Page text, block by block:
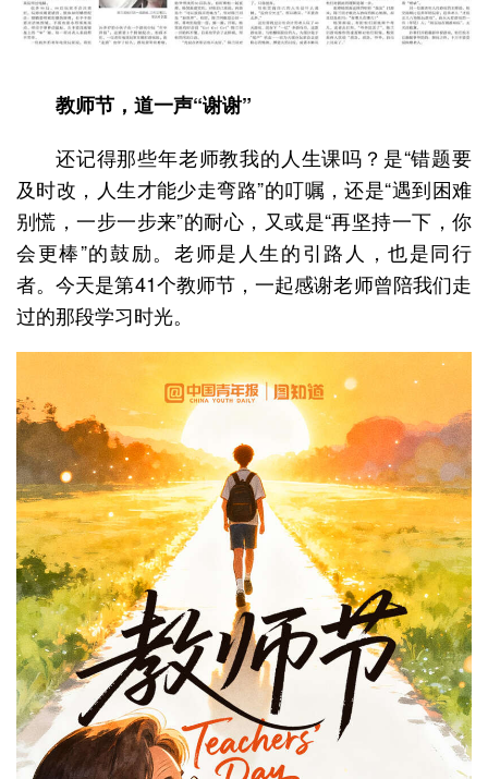
教师节，道一声“谢谢”
还记得那些年老师教我的人生课吗？是“错题要
及时改，人生才能少走弯路”的叮嘱，还是“遇到困难
别慌，一步一步来”的耐心，又或是“再坚持一下，你
会更棒”的鼓励。老师是人生的引路人，也是同行
者。今天是第41个教师节，一起感谢老师曾陪我们走
过的那段学习时光。